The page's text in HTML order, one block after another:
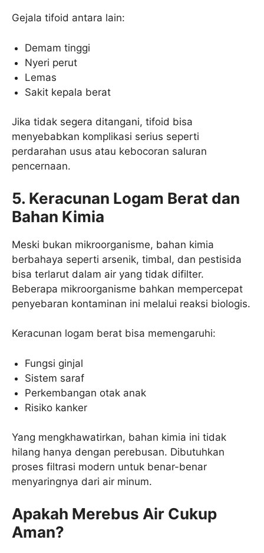
Gejala tifoid antara lain:
Demam tinggi
Nyeri perut
Lemas
Sakit kepala berat
Jika tidak segera ditangani, tifoid bisa
menyebabkan komplikasi serius seperti
perdarahan usus atau kebocoran saluran
pencernaan.
5. Keracunan Logam Berat dan
Bahan Kimia
Meski bukan mikroorganisme, bahan kimia
berbahaya seperti arsenik, timbal, dan pestisida
bisa terlarut dalam air yang tidak difilter.
Beberapa mikroorganisme bahkan mempercepat
penyebaran kontaminan ini melalui reaksi biologis.
Keracunan logam berat bisa memengaruhi:
Fungsi ginjal
Sistem saraf
Perkembangan otak anak
Risiko kanker
Yang mengkhawatirkan, bahan kimia ini tidak
hilang hanya dengan perebusan. Dibutuhkan
proses filtrasi modern untuk benar-benar
menyaringnya dari air minum.
Apakah Merebus Air Cukup
Aman?